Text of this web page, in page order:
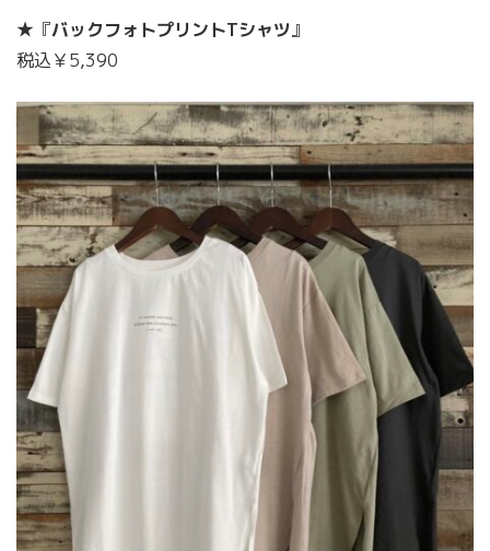
★『バックフォトプリントTシャツ』
税込￥5,390